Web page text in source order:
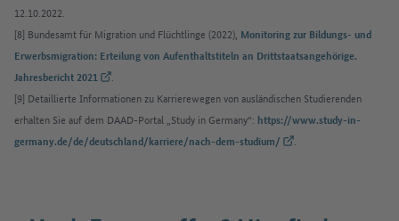
12.10.2022.
[8] Bundesamt für Migration und Flüchtlinge (2022), Monitoring zur Bildungs- und
Erwerbsmigration: Erteilung von Aufenthaltstiteln an Drittstaatsangehörige.
Jahresbericht 2021
(Externer Link)
[9] Detaillierte Informationen zu Karrierewegen von ausländischen Studierenden
erhalten Sie auf dem DAAD-Portal „Study in Germany“: https://www.study-in-
germany.de/de/deutschland/karriere/nach-dem-studium/
(Externer Link)